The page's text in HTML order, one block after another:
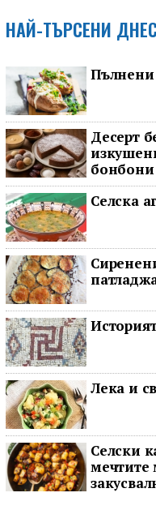
НАЙ-ТЪРСЕНИ ДНЕС
Пълнени
Десерт
бонбони
Селска
Лека и
Селски
мечтите